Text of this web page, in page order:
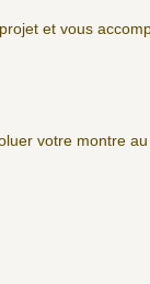
et vous
votre montre au